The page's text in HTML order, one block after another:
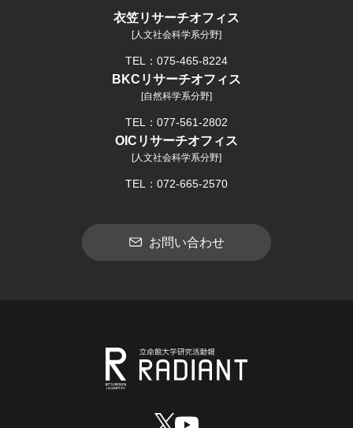
衣笠リサーチオフィス
[人文社会科学系分野]
TEL：075-465-8224
BKCリサーチオフィス
[自然科学系分野]
TEL：077-561-2802
OICリサーチオフィス
[人文社会科学系分野]
TEL：072-665-2570
お問い合わせ